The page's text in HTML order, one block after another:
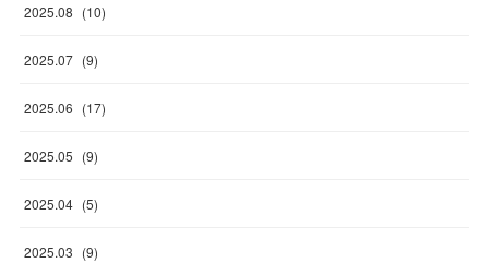
2025.08 (10)
2025.07 (9)
2025.06 (17)
2025.05 (9)
2025.04 (5)
2025.03 (9)